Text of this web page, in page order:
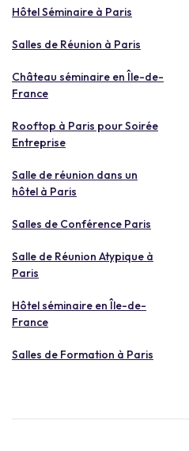
Hôtel Séminaire à Paris
Salles de Réunion à Paris
Château séminaire en Île-de-
France
Rooftop à Paris pour Soirée
Entreprise
Salle de réunion dans un
hôtel à Paris
Salles de Conférence Paris
Salle de Réunion Atypique à
Paris
Hôtel séminaire en Île-de-
France
Salles de Formation à Paris